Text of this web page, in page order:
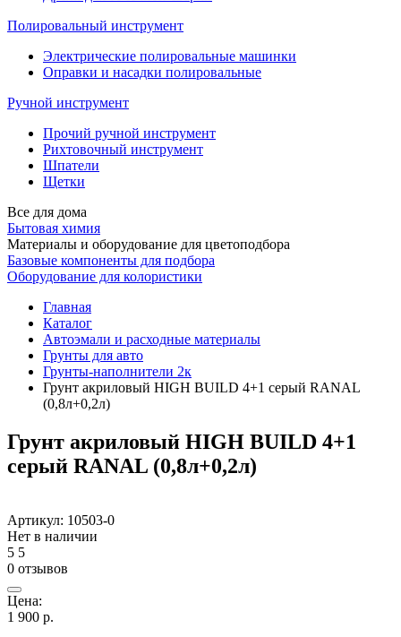
Полировальный инструмент
Электрические полировальные машинки
Оправки и насадки полировальные
Ручной инструмент
Прочий ручной инструмент
Рихтовочный инструмент
Шпатели
Щетки
Все для дома
Бытовая химия
Материалы и оборудование для цветоподбора
Базовые компоненты для подбора
Оборудование для колористики
Главная
Каталог
Автоэмали и расходные материалы
Грунты для авто
Грунты-наполнители 2к
Грунт акриловый HIGH BUILD 4+1 серый RANAL
(0,8л+0,2л)
Грунт акриловый HIGH BUILD 4+1
серый RANAL (0,8л+0,2л)
Артикул: 10503-0
Нет в наличии
5 5
0 отзывов
Цена:
1 900 р.